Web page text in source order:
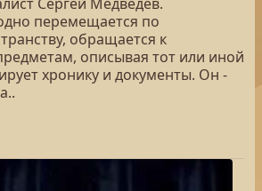
перемещается по
обращается к
описывая тот или иной
хронику и документы. Он -